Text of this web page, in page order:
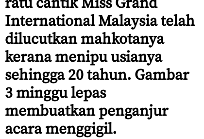
International Malaysia telah
dilucutkan mahkotanya
kerana menipu usianya
sehingga 20 tahun. Gambar
3 minggu lepas
membuatkan penganjur
acara menggigil.